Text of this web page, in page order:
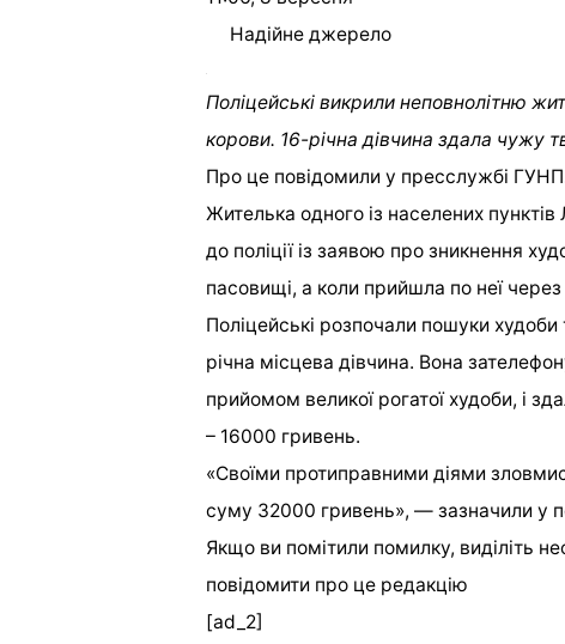
Надійне джерело
Поліцейські викрили неповнолітню
корови. 16-річна дівчина здала чужу
Про це повідомили у пресслужбі
Жителька одного із населених
до поліції із заявою про зникнення
пасовищі, а коли прийшла по неї через
Поліцейські розпочали пошуки
річна місцева дівчина. Вона
прийомом великої рогатої худоби, і
– 16000 гривень.
«Своїми протиправними діями
суму 32000 гривень», — зазначили у
Якщо ви помітили помилку, виділіть
повідомити про це редакцію
[ad_2]